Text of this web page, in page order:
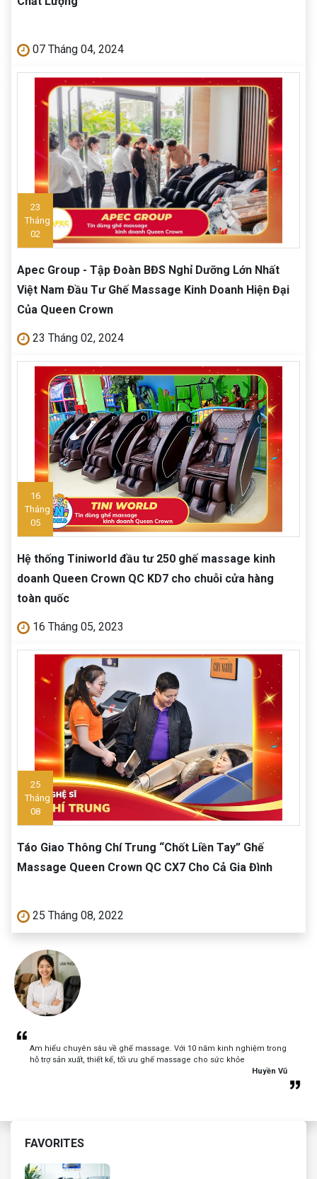
07 Tháng 04, 2024
23
Tháng
02
Apec Group - Tập Đoàn BĐS Nghỉ Dưỡng Lớn Nhất
Việt Nam Đầu Tư Ghế Massage Kinh Doanh Hiện Đại
Của Queen Crown
23 Tháng 02, 2024
16
Tháng
05
Hệ thống Tiniworld đầu tư 250 ghế massage kinh
doanh Queen Crown QC KD7 cho chuỗi cửa hàng
toàn quốc
16 Tháng 05, 2023
25
Tháng
08
Táo Giao Thông Chí Trung “Chốt Liền Tay” Ghế
Massage Queen Crown QC CX7 Cho Cả Gia Đình
25 Tháng 08, 2022
Am hiểu chuyên sâu về ghế massage. Với 10 năm kinh nghiệm trong
hỗ trợ sản xuất, thiết kế, tối ưu ghế massage cho sức khỏe
Huyền Vũ
FAVORITES